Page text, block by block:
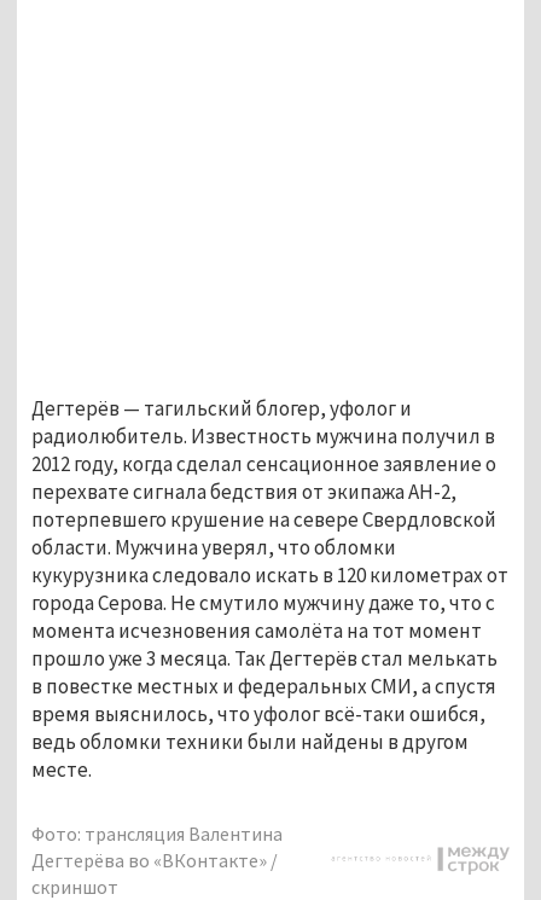
Дегтерёв — тагильский блогер, уфолог и
радиолюбитель. Известность мужчина получил в
2012 году, когда сделал сенсационное заявление о
перехвате сигнала бедствия от экипажа АН-2,
потерпевшего крушение на севере Свердловской
области. Мужчина уверял, что обломки
кукурузника следовало искать в 120 километрах от
города Серова. Не смутило мужчину даже то, что с
момента исчезновения самолёта на тот момент
прошло уже 3 месяца. Так Дегтерёв стал мелькать
в повестке местных и федеральных СМИ, а спустя
время выяснилось, что уфолог всё-таки ошибся,
ведь обломки техники были найдены в другом
месте.
Фото: трансляция Валентина
Дегтерёва во «ВКонтакте» /
скриншот